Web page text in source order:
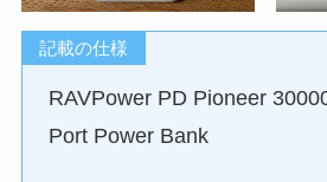
記載の仕様
RAVPower PD Pioneer
Port Power Bank